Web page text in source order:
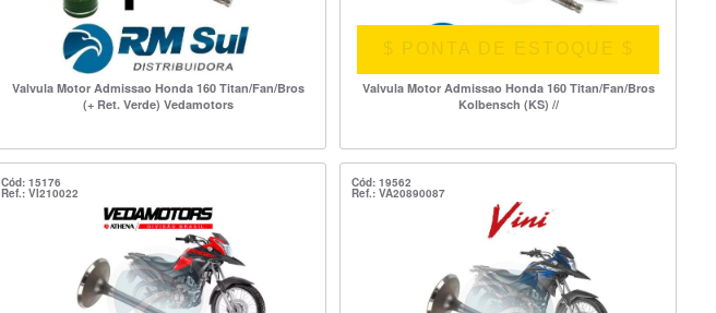
Valvula Motor Admissao Honda 160 Titan/Fan/Bros
(+ Ret. Verde) Vedamotors
$ PONTA DE ESTOQUE $
Valvula Motor Admissao Honda 160 Titan/Fan/Bros
Kolbensch (KS) //
Cód: 15176
Ref.: VI210022
Cód: 19562
Ref.: VA20890087